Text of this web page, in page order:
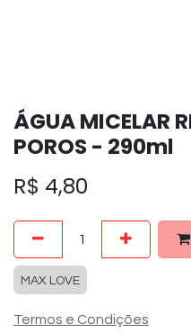
ÁGUA MICELAR
POROS - 290ml
R$ 4,80
MAX LOVE
Termos e Condições